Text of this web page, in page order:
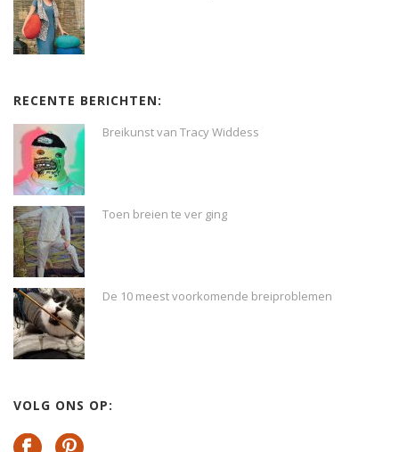
RECENTE BERICHTEN:
Breikunst van Tracy Widdess
Toen breien te ver ging
De 10 meest voorkomende breiproblemen
VOLG ONS OP: